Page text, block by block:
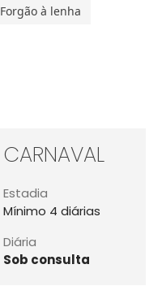
Forgão à lenha
CARNAVAL
Estadia
Mínimo 4 diárias
Diária
Sob consulta